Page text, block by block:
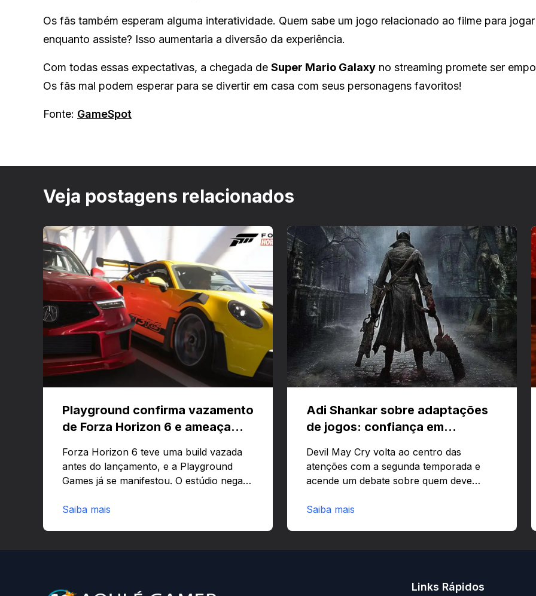
Os fãs também esperam alguma interatividade. Quem sabe um jogo relacionado ao filme para jogar
enquanto assiste? Isso aumentaria a diversão da experiência.
Com todas essas expectativas, a chegada de Super Mario Galaxy no streaming promete ser
Os fãs mal podem esperar para se divertir em casa com seus personagens favoritos!
Fonte: GameSpot
Veja postagens relacionados
Playground confirma vazamento
de Forza Horizon 6 e ameaça
Forza Horizon 6 teve uma build vazada
antes do lançamento, e a Playground
Games já se manifestou. O estúdio nega
preload e avisa que quem usar versões
Saiba mais
Adi Shankar sobre adaptações
de jogos: confiança em
Devil May Cry volta ao centro das
atenções com a segunda temporada e
acende um debate sobre quem deve
corporações ou criativos? Quer saber
Shankar ganhou fama por adaptar jogos
Saiba mais
Links Rápidos